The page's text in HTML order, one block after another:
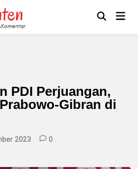
OpenMain
PDI Perjuangan,
Gibran di
2023 0